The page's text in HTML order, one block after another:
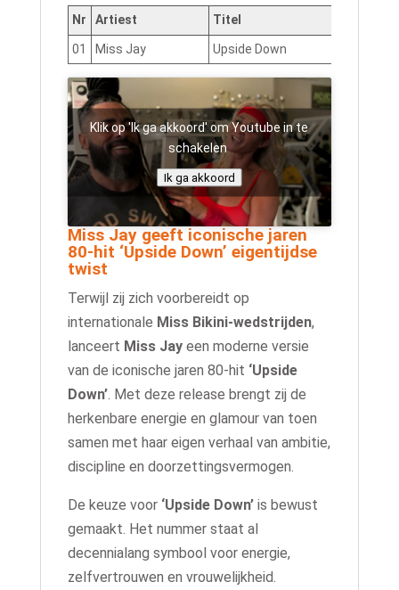
Nr Artiest Titel
01 Miss Jay Upside Down
Klik op 'Ik ga akkoord' om Youtube in te
schakelen
Ik ga akkoord
Miss Jay geeft iconische jaren
80-hit ‘Upside Down’ eigentijdse
twist
Terwijl zij zich voorbereidt op
internationale Miss Bikini-wedstrijden,
lanceert Miss Jayeen moderne versie
van de iconische jaren 80-hit ‘Upside
Down’. Met deze release brengt zij de
herkenbare energie en glamour van toen
samen met haar eigen verhaal van ambitie,
discipline en doorzettingsvermogen.
De keuze voor ‘Upside Down’is bewust
gemaakt. Het nummer staat al
decennialang symbool voor energie,
zelfvertrouwen en vrouwelijkheid.